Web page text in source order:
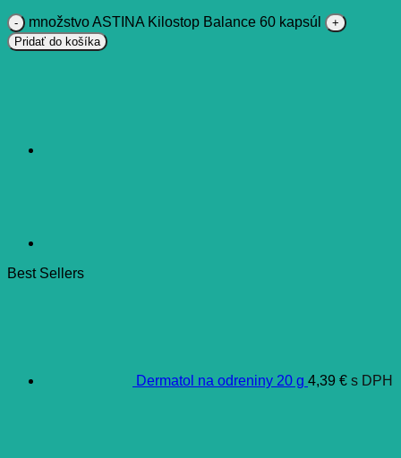
množstvo ASTINA Kilostop Balance 60 kapsúl
Pridať do košíka
Best Sellers
Dermatol na odreniny 20 g 4,39 € s DPH